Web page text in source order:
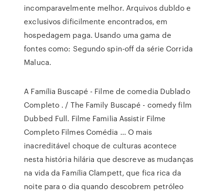
incomparavelmente melhor. Arquivos dubldo e
exclusivos dificilmente encontrados, em
hospedagem paga. Usando uma gama de
fontes como: Segundo spin-off da série Corrida
Maluca.
A Família Buscapé - Filme de comedia Dublado
Completo . / The Family Buscapé - comedy film
Dubbed Full. Filme Familia Assistir Filme
Completo Filmes Comédia … O mais
inacreditável choque de culturas acontece
nesta história hilária que descreve as mudanças
na vida da Família Clampett, que fica rica da
noite para o dia quando descobrem petróleo